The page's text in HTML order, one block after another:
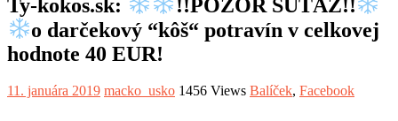
Ty-kokos.sk:
!!POZOR SÚŤAŽ!!
o darčekový “kôš“ potravín v celkovej
hodnote 40 EUR!
11. januára 2019 macko_usko 1456 Views Balíček, Facebook